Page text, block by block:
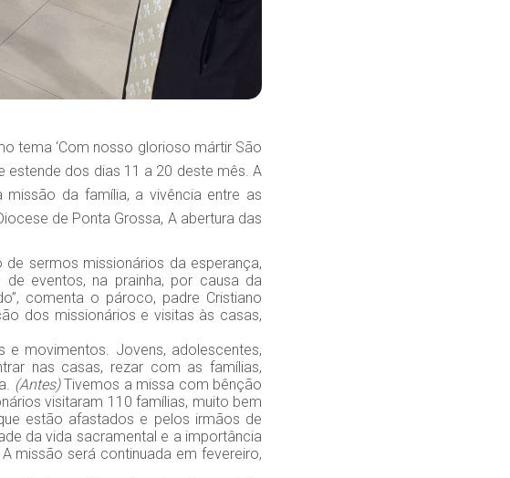
tema ‘Com nosso glorioso mártir São
estende dos dias 11 a 20 deste mês. A
da família, a vivência entre as
de Ponta Grossa, A abertura das
sermos missionários da esperança,
eventos, na prainha, por causa da
comenta o pároco, padre Cristiano
dos missionários e visitas às casas,
e movimentos. Jovens, adolescentes,
nas casas, rezar com as famílias,
(Antes)Tivemos a missa com bênção
visitaram 110 famílias, muito bem
estão afastados e pelos irmãos de
da vida sacramental e a importância
missão será continuada em fevereiro,